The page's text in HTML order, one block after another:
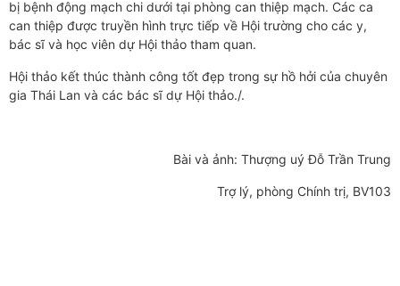
bị bệnh động mạch chi dưới tại phòng can thiệp mạch. Các ca
can thiệp được truyền hình trực tiếp về Hội trường cho các y,
bác sĩ và học viên dự Hội thảo tham quan.
Hội thảo kết thúc thành công tốt đẹp trong sự hồ hởi của chuyên
gia Thái Lan và các bác sĩ dự Hội thảo./.
Bài và ảnh: Thượng uý Đỗ Trần Trung
Trợ lý, phòng Chính trị, BV103